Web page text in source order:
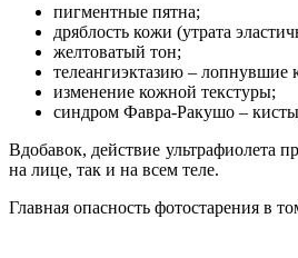
пигментные пятна;
дряблость кожи (утрата
желтоватый тон;
телеангиэктазию – лопнувшие
изменение кожной текстуры;
синдром Фавра-Ракушо –
Вдобавок, действие ультрафиолета
на лице, так и на всем теле.
Главная опасность фотостарения в